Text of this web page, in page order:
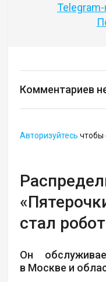
Комментариев
Авторизуйтесь чтобы
стал
Он
в Москве и